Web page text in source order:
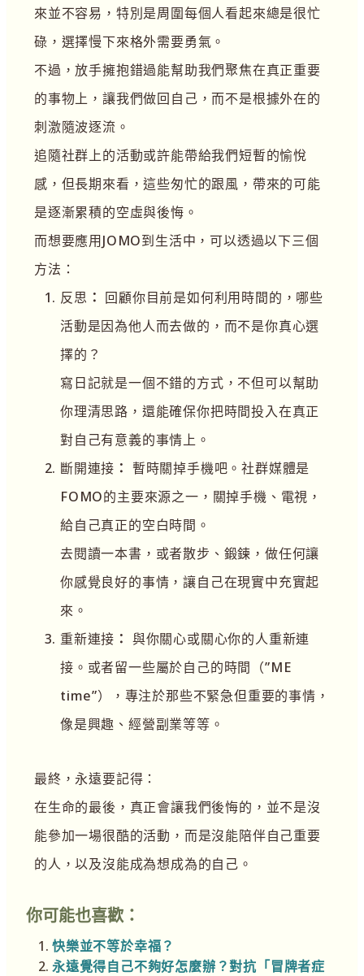
來並不容易，特別是周圍每個人看起來總是很忙
碌，選擇慢下來格外需要勇氣。
不過，放手擁抱錯過能幫助我們聚焦在真正重要
的事物上，讓我們做回自己，而不是根據外在的
刺激隨波逐流。
追隨社群上的活動或許能帶給我們短暫的愉悅
感，但長期來看，這些匆忙的跟風，帶來的可能
是逐漸累積的空虛與後悔。
而想要應用JOMO到生活中，可以透過以下三個
方法：
反思 ： 回顧你目前是如何利用時間的，哪些
活動是因為他人而去做的，而不是你真心選
擇的？
寫日記就是一個不錯的方式，不但可以幫助
你理清思路，還能確保你把時間投入在真正
對自己有意義的事情上。
斷開連接 ： 暫時關掉手機吧。社群媒體是
FOMO的主要來源之一，關掉手機、電視，
給自己真正的空白時間。
去閱讀一本書，或者散步、鍛鍊，做任何讓
你感覺良好的事情，讓自己在現實中充實起
來。
重新連接 ： 與你關心或關心你的人重新連
接。或者留一些屬於自己的時間（”ME
time”），專注於那些不緊急但重要的事情，
像是興趣、經營副業等等。
最終，永遠要記得：
在生命的最後，真正會讓我們後悔的，並不是沒
能參加一場很酷的活動，而是沒能陪伴自己重要
的人，以及沒能成為想成為的自己。
你可能也喜歡：
快樂並不等於幸福？
永遠覺得自己不夠好怎麼辦？對抗「冒牌者症